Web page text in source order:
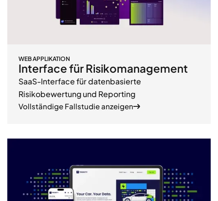
WEB APPLIKATION
Interface für Risikomanagement
SaaS-Interface für datenbasierte
Risikobewertung und Reporting
Vollständige Fallstudie anzeigen